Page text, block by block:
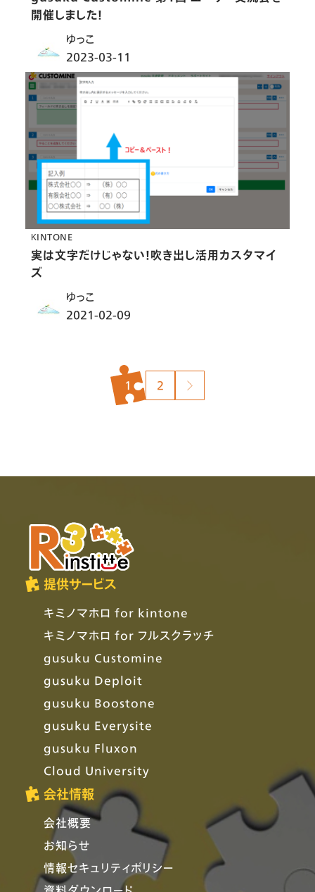
開催しました！
ゆっこ
2023-03-11
KINTONE
実は文字だけじゃない！吹き出し活用カスタマイ
ズ
ゆっこ
2021-02-09
投
稿
の
送
1 2
提供サービス
キミノマホロ for kintone
キミノマホロ for フルスクラッチ
gusuku Customine
gusuku Deploit
gusuku Boostone
gusuku Everysite
gusuku Fluxon
Cloud University
会社情報
会社概要
お知らせ
情報セキュリティポリシー